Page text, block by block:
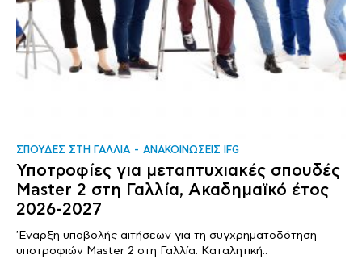
ΣΠΟΥΔΕΣ ΣΤΗ ΓΑΛΛΙΑ ΑΝΑΚΟΙΝΩΣΕΙΣ IFG
Υποτροφίες για μεταπτυχιακές σπουδές
Master 2 στη Γαλλία, Ακαδημαϊκό έτος
2026-2027
'Εναρξη υποβολής αιτήσεων για τη συγχρηματοδότηση
υποτροφιών Master 2 στη Γαλλία. Καταλητική..